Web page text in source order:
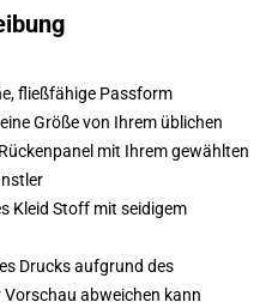
fließfähige Passform
Größe von Ihrem üblichen
mit Ihrem gewählten
Kleid Stoff mit seidigem
Drucks aufgrund des
abweichen kann